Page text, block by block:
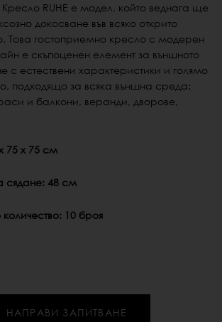
Кресло RUHE е модел, който веднага ще
докосване във всяко открито
Това гостоприемно кресло с модерен
е скъпоценен елемент за външното
с естествени характеристики и голямо
подходящо за всяка външна среда:
и балкони, веранди, дворове,
75 х 75 см
сядане: 48 см
10 броя
НАПРАВИ ЗАПИТВАНЕ